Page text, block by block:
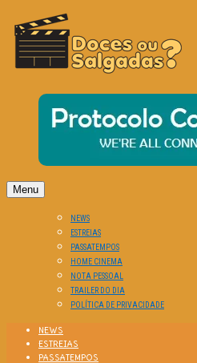
DOCES OU SALGADAS?
O Cinema? Uma Paixão!!
Menu
NEWS
ESTREIAS
PASSATEMPOS
HOME CINEMA
NOTA PESSOAL
TRAILER DO DIA
POLÍTICA DE PRIVACIDADE
NEWS
ESTREIAS
PASSATEMPOS